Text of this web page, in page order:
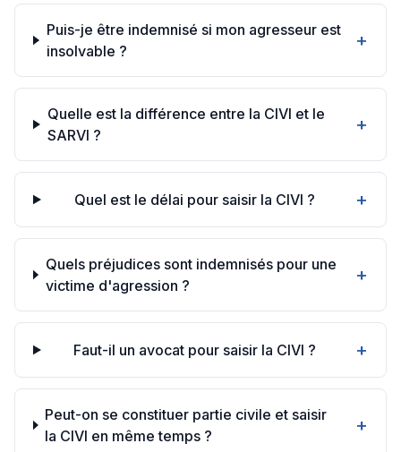
Puis-je être indemnisé si mon agresseur est
insolvable ?
+
Quelle est la différence entre la CIVI et le
SARVI ?
+
Quel est le délai pour saisir la CIVI ? +
Quels préjudices sont indemnisés pour une
victime d'agression ?
+
Faut-il un avocat pour saisir la CIVI ? +
Peut-on se constituer partie civile et saisir
la CIVI en même temps ?
+